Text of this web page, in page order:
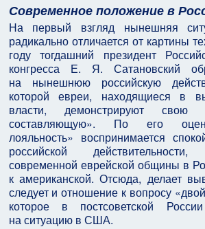
Современное положение в
На первый взгляд нынешняя
радикально отличается от картины
году тогдашний президент
конгресса Е. Я. Сатановский
на нынешнюю российскую
которой евреи, находящиеся в
власти, демонстрируют свою
составляющую». По его
лояльность» воспринимается
российской
современной еврейской общины в
к американской. Отсюда, делает
следует и отношение к вопросу
которое в постсоветской
на ситуацию в США.